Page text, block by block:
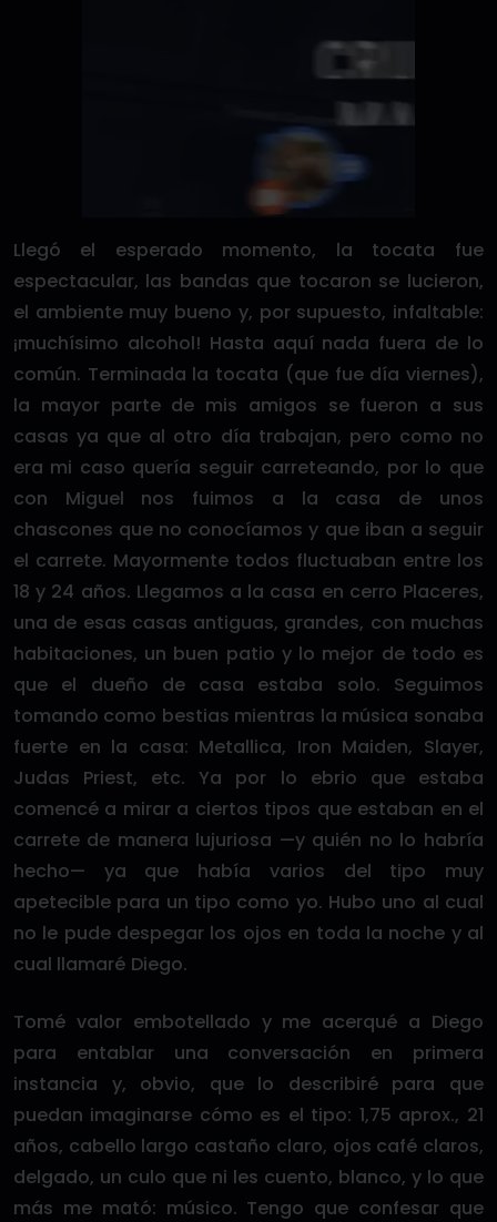
Llegó el esperado momento, la tocata fue
espectacular, las bandas que tocaron se lucieron,
el ambiente muy bueno y, por supuesto, infaltable:
¡muchísimo alcohol! Hasta aquí nada fuera de lo
común. Terminada la tocata (que fue día viernes),
la mayor parte de mis amigos se fueron a sus
casas ya que al otro día trabajan, pero como no
era mi caso quería seguir carreteando, por lo que
con Miguel nos fuimos a la casa de unos
chascones que no conocíamos y que iban a seguir
el carrete. Mayormente todos fluctuaban entre los
18 y 24 años. Llegamos a la casa en cerro Placeres,
una de esas casas antiguas, grandes, con muchas
habitaciones, un buen patio y lo mejor de todo es
que el dueño de casa estaba solo. Seguimos
tomando como bestias mientras la música sonaba
fuerte en la casa: Metallica, Iron Maiden, Slayer,
Judas Priest, etc. Ya por lo ebrio que estaba
comencé a mirar a ciertos tipos que estaban en el
carrete de manera lujuriosa —y quién no lo habría
hecho— ya que había varios del tipo muy
apetecible para un tipo como yo. Hubo uno al cual
no le pude despegar los ojos en toda la noche y al
cual llamaré Diego.
Tomé valor embotellado y me acerqué a Diego
para entablar una conversación en primera
instancia y, obvio, que lo describiré para que
puedan imaginarse cómo es el tipo: 1,75 aprox., 21
años, cabello largo castaño claro, ojos café claros,
delgado, un culo que ni les cuento, blanco, y lo que
más me mató: músico. Tengo que confesar que